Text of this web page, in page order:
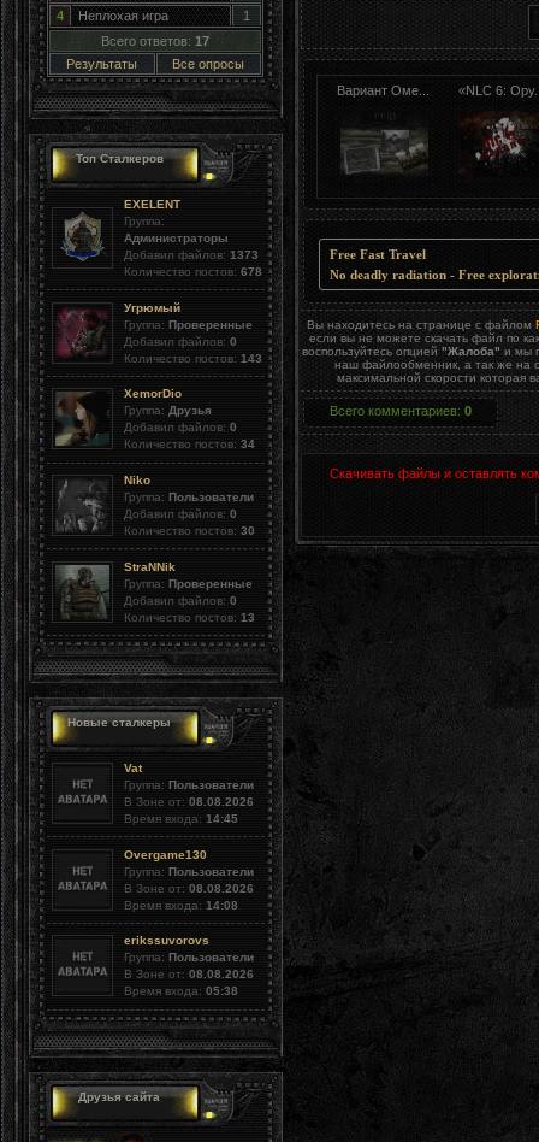
4
Неплохая игра
1
Всего ответов: 17
Результаты
Все опросы
Топ Сталкеров
EXELENT
Группа:
Администраторы
Добавил файлов: 1373
Количество постов: 678
Угрюмый
Группа: Проверенные
Добавил файлов: 0
Количество постов: 143
XemorDio
Группа: Друзья
Добавил файлов: 0
Количество постов: 34
Niko
Группа: Пользователи
Добавил файлов: 0
Количество постов: 30
StraNNik
Группа: Проверенные
Добавил файлов: 0
Количество постов: 13
Новые сталкеры
Vat
Группа: Пользователи
В Зоне от: 08.08.2026
Время входа: 14:45
Overgame130
Группа: Пользователи
В Зоне от: 08.08.2026
Время входа: 14:08
erikssuvorovs
Группа: Пользователи
В Зоне от: 08.08.2026
Время входа: 05:38
Друзья сайта
Вариант Оме... «NLC 6:
Free Fast Travel
No deadly radiation - Free
Вы находитесь на странице с файлом
если вы не можете скачать файл по
воспользуйтесь опцией "Жалоба" и мы
наш файлообменник, а так же на
максимальной скорости которая
Всего комментариев: 0
Скачивать файлы и оставлять